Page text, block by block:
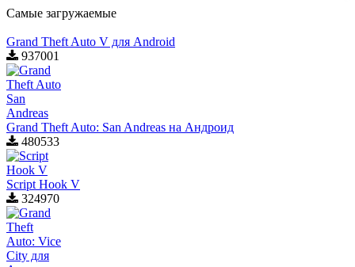
Самые загружаемые
Grand Theft Auto V для Android
937001
Grand Theft Auto: San Andreas на Андроид
480533
Script Hook V
324970